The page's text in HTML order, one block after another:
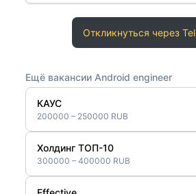
Откликнуться через
Ещё вакансии Android engineer
КАУС
200000 – 250000 RUB
Холдинг ТОП-10
300000 – 400000 RUB